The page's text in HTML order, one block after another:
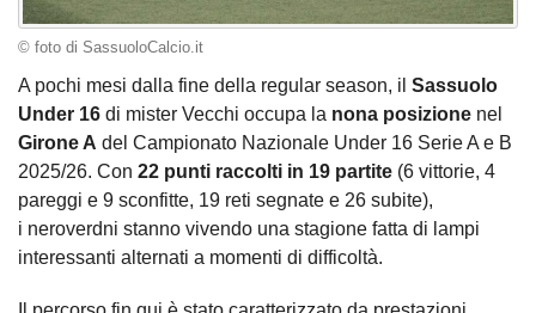
© foto di SassuoloCalcio.it
A pochi mesi dalla fine della regular season, il Sassuolo
Under 16 di mister Vecchi occupa la nona posizione nel
Girone A del Campionato Nazionale Under 16 Serie A e B
2025/26. Con 22 punti raccolti in 19 partite (6 vittorie, 4
pareggi e 9 sconfitte, 19 reti segnate e 26 subite),
i neroverdni stanno vivendo una stagione fatta di lampi
interessanti alternati a momenti di difficoltà.